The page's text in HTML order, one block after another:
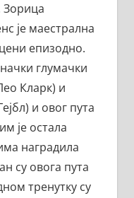
Зорица
је маестрална
епизодно.
глумачки
Кларк) и
и овог пута
је остала
наградила
су овога пута
тренутку су